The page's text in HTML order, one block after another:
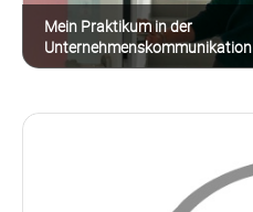
Mein Praktikum in der
Unternehmenskommunikation